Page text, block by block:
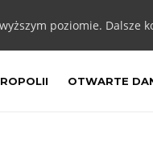
poziomie. Dalsze
OTWARTE